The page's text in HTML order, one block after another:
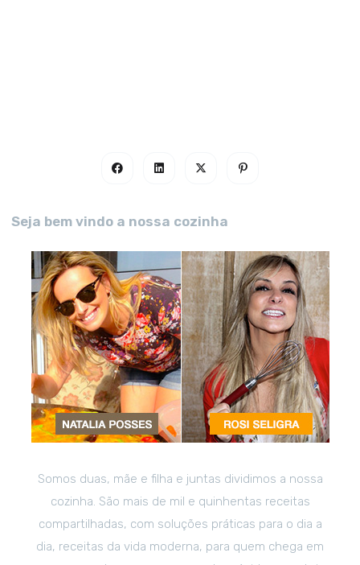
Seja bem vindo a nossa cozinha
Somos duas, mãe e filha e juntas dividimos a nossa
cozinha. São mais de mil e quinhentas receitas
compartilhadas, com soluções práticas para o dia a
dia, receitas da vida moderna, para quem chega em